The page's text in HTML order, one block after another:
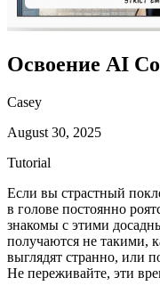
Освоение AI
Casey
August 30, 2025
Tutorial
Если вы страстный
в голове постоянно
знакомы с этими
получаются не такими,
выглядят странно, или
Не переживайте, эти